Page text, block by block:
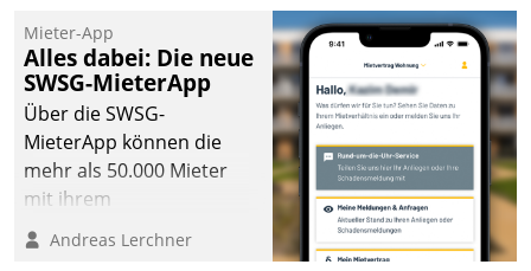
Mieter-App
Alles dabei: Die neue
SWSG-MieterApp
Über die SWSG-
MieterApp können die
mehr als 50.000 Mieter
mit ihrem
Wohnungsunternehmen
kommunizieren, auf dem
Andreas Lerchner